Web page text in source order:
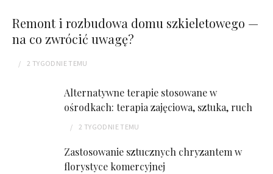
Remont i rozbudowa domu szkieletowego —
na co zwrócić uwagę?
2 TYGODNIETEMU
Alternatywne terapie stosowane w
ośrodkach: terapia zajęciowa, sztuka, ruch
2 TYGODNIETEMU
Zastosowanie sztucznych chryzantem w
florystyce komercyjnej